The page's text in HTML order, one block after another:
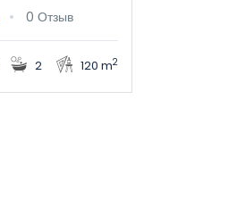
0 Отзыв
2 120 m2